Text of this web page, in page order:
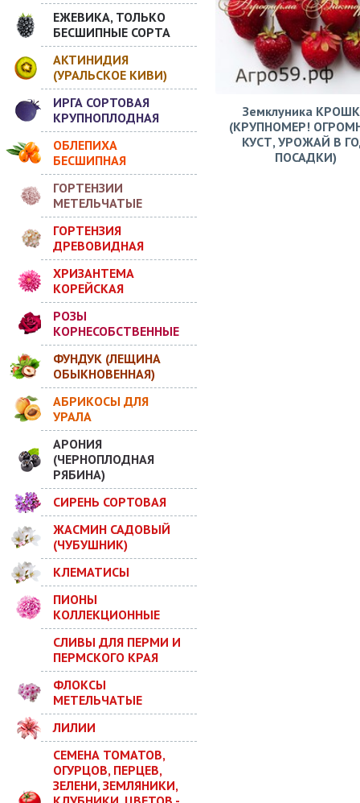
ЕЖЕВИКА, ТОЛЬКО
БЕСШИПНЫЕ СОРТА
АКТИНИДИЯ
(УРАЛЬСКОЕ КИВИ)
ИРГА СОРТОВАЯ
КРУПНОПЛОДНАЯ
ОБЛЕПИХА
БЕСШИПНАЯ
ГОРТЕНЗИИ
МЕТЕЛЬЧАТЫЕ
ГОРТЕНЗИЯ
ДРЕВОВИДНАЯ
ХРИЗАНТЕМА
КОРЕЙСКАЯ
РОЗЫ
КОРНЕСОБСТВЕННЫЕ
ФУНДУК (ЛЕЩИНА
ОБЫКНОВЕННАЯ)
АБРИКОСЫ ДЛЯ
УРАЛА
АРОНИЯ
(ЧЕРНОПЛОДНАЯ
РЯБИНА)
СИРЕНЬ СОРТОВАЯ
ЖАСМИН САДОВЫЙ
(ЧУБУШНИК)
КЛЕМАТИСЫ
ПИОНЫ
КОЛЛЕКЦИОННЫЕ
СЛИВЫ ДЛЯ ПЕРМИ И
ПЕРМСКОГО КРАЯ
ФЛОКСЫ
МЕТЕЛЬЧАТЫЕ
ЛИЛИИ
СЕМЕНА ТОМАТОВ,
ОГУРЦОВ, ПЕРЦЕВ,
ЗЕЛЕНИ, ЗЕМЛЯНИКИ,
Земклуника
(КРУПНОМЕР!
КУСТ, УРОЖАЙ В
ПОСАДКИ)